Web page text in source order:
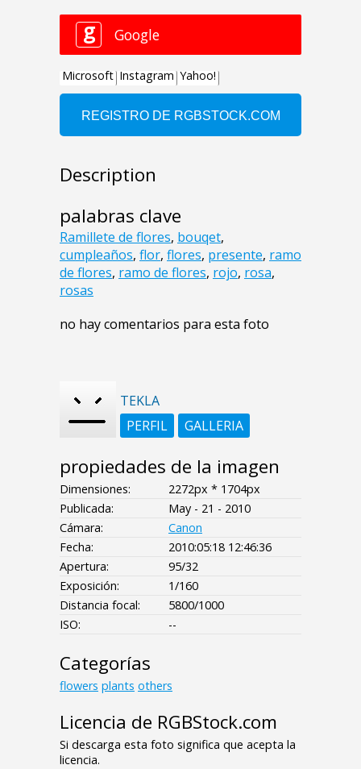
Description
palabras clave
Ramillete de flores, bouqet,
cumpleaños, flor, flores, presente, ramo
de flores, ramo de flores, rojo, rosa,
rosas
no hay comentarios para esta foto
TEKLA
PERFIL
GALLERIA
propiedades de la imagen
Dimensiones:
2272px * 1704px
Publicada:
May - 21 - 2010
Cámara:
Canon
Fecha:
2010:05:18 12:46:36
Apertura:
95/32
Exposición:
1/160
Distancia focal:
5800/1000
ISO:
--
Categorías
flowers plants others
Licencia de RGBStock.com
Si descarga esta foto significa que acepta la
licencia.